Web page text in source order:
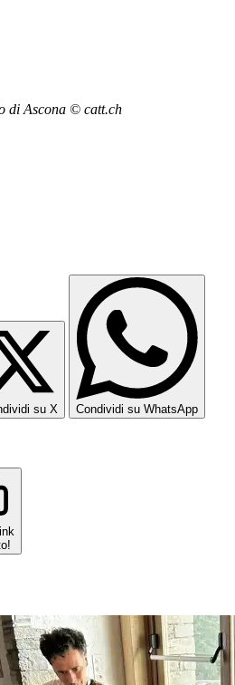
di Ascona © catt.ch
su X Condividi su WhatsApp